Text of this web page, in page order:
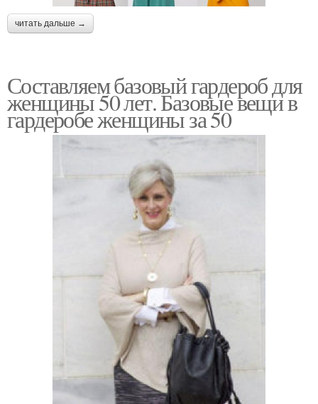
читать дальше →
Составляем базовый гардероб для
женщины 50 лет. Базовые вещи в
гардеробе женщины за 50